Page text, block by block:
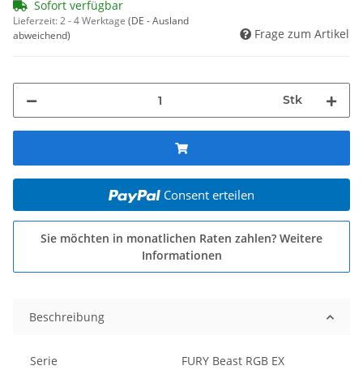
Sofort verfügbar
Lieferzeit:2 - 4 Werktage (DE - Ausland
abweichend)
Frage zum Artikel
Stk
Consent erteilen
Sie möchten in monatlichen Raten zahlen? Weitere
Informationen
Beschreibung
Serie
FURY Beast RGB EX